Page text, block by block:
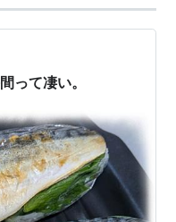
って凄い。